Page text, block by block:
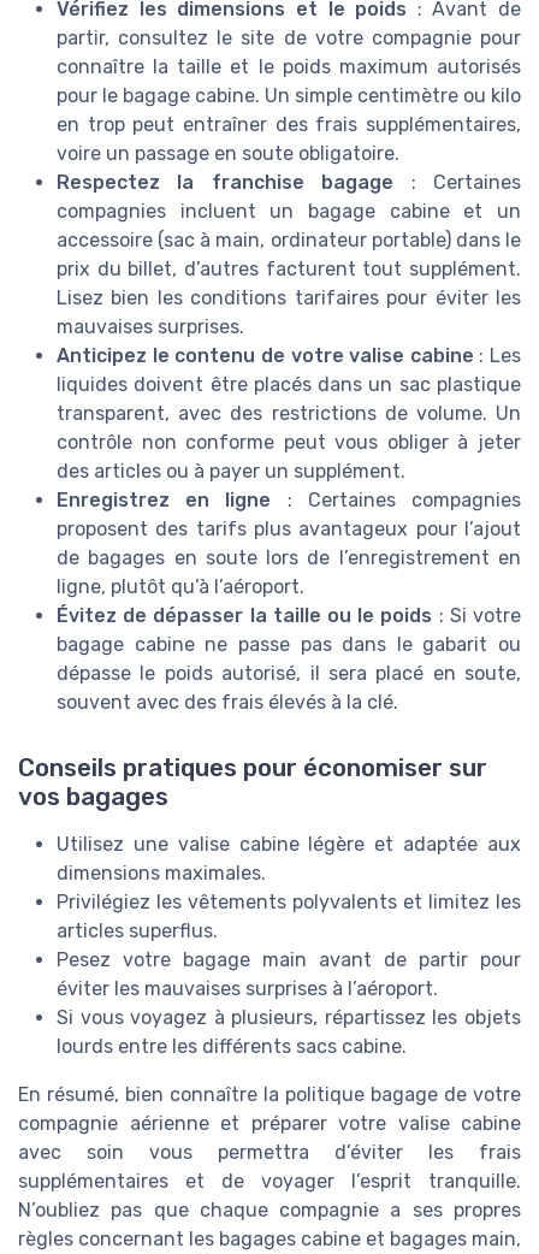
Vérifiez les dimensions et le poids : Avant de
partir, consultez le site de votre compagnie pour
connaître la taille et le poids maximum autorisés
pour le bagage cabine. Un simple centimètre ou kilo
en trop peut entraîner des frais supplémentaires,
voire un passage en soute obligatoire.
Respectez la franchise bagage : Certaines
compagnies incluent un bagage cabine et un
accessoire (sac à main, ordinateur portable) dans le
prix du billet, d’autres facturent tout supplément.
Lisez bien les conditions tarifaires pour éviter les
mauvaises surprises.
Anticipez le contenu de votre valise cabine : Les
liquides doivent être placés dans un sac plastique
transparent, avec des restrictions de volume. Un
contrôle non conforme peut vous obliger à jeter
des articles ou à payer un supplément.
Enregistrez en ligne : Certaines compagnies
proposent des tarifs plus avantageux pour l’ajout
de bagages en soute lors de l’enregistrement en
ligne, plutôt qu’à l’aéroport.
Évitez de dépasser la taille ou le poids : Si votre
bagage cabine ne passe pas dans le gabarit ou
dépasse le poids autorisé, il sera placé en soute,
souvent avec des frais élevés à la clé.
Conseils pratiques pour économiser sur
vos bagages
Utilisez une valise cabine légère et adaptée aux
dimensions maximales.
Privilégiez les vêtements polyvalents et limitez les
articles superflus.
Pesez votre bagage main avant de partir pour
éviter les mauvaises surprises à l’aéroport.
Si vous voyagez à plusieurs, répartissez les objets
lourds entre les différents sacs cabine.
En résumé, bien connaître la politique bagage de votre
compagnie aérienne et préparer votre valise cabine
avec soin vous permettra d’éviter les frais
supplémentaires et de voyager l’esprit tranquille.
N’oubliez pas que chaque compagnie a ses propres
règles concernant les bagages cabine et bagages main,